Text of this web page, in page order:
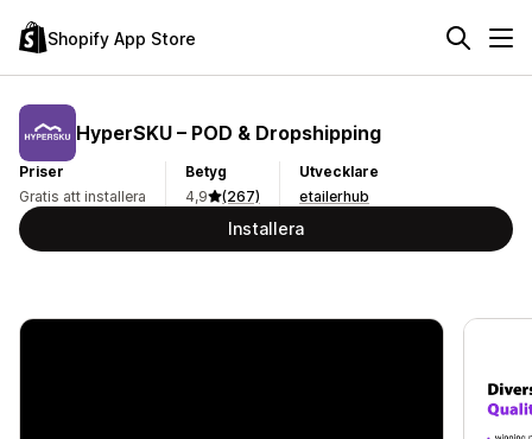
Shopify App Store
HyperSKU – POD & Dropshipping
Priser
Gratis att installera
Betyg
4,9
(267)
Utvecklare
etailerhub
Installera